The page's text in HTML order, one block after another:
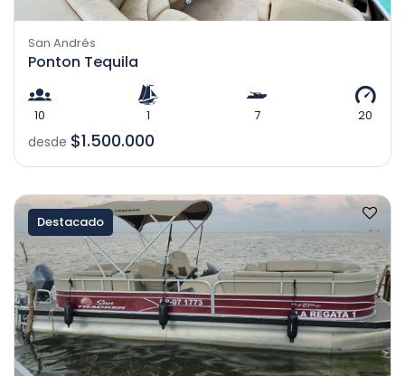
San Andrés
Ponton Tequila
10 1 7 20
desde $1.500.000
Destacado